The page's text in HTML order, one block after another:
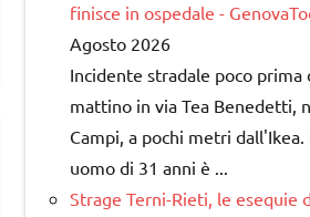
finisce in ospedale -
Agosto 2026
Incidente stradale poco prima
mattino in via Tea Benedetti,
Campi, a pochi metri dall'Ikea.
uomo di 31 anni è ...
Strage Terni-Rieti, le esequie